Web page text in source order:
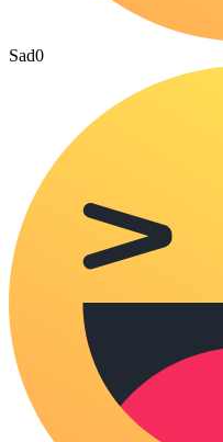
Sad0